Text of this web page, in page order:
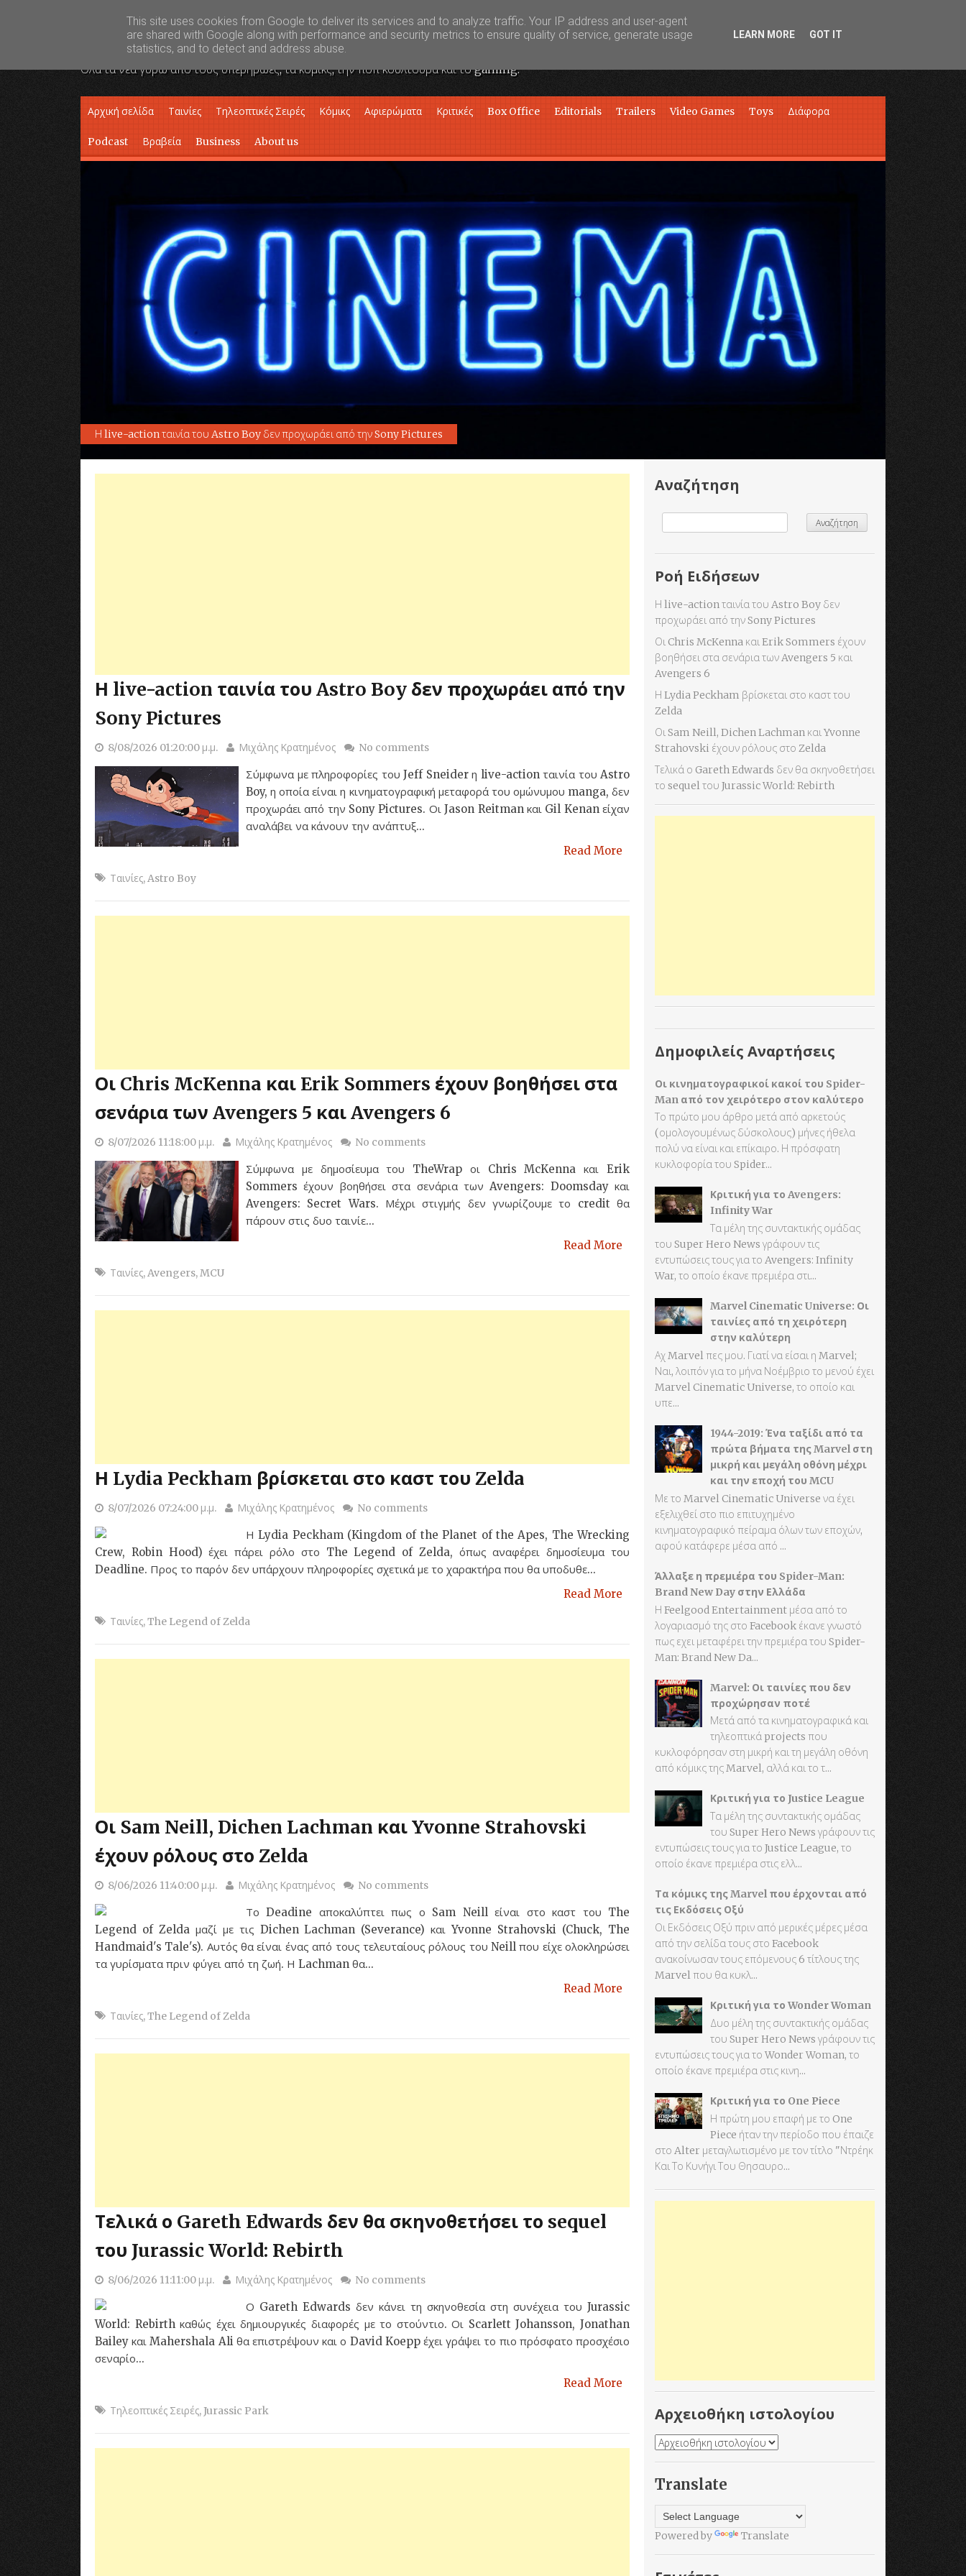
Super Hero News
Όλα τα νέα γύρω από τους υπερήρωες, τα κόμικς, την ποπ κουλτούρα και το gaming.
Skip to content
Αρχική σελίδα Ταινίες Τηλεοπτικές Σειρές Κόμικς Αφιερώματα Κριτικές Box Office Editorials Trailers Video Games Toys Διάφορα
Podcast Βραβεία Business About us
Η live-action ταινία του Astro Boy δεν προχωράει από την Sony Pictures
Η live-action ταινία του Astro Boy δεν προχωράει από την
Sony Pictures
8/08/2026 01:20:00 μ.μ. Μιχάλης Κρατημένος No comments
Σύμφωνα με πληροφορίες του Jeff Sneider η live-action ταινία του Astro
Boy, η οποία είναι η κινηματογραφική μεταφορά του ομώνυμου manga, δεν
προχωράει από την Sony Pictures. Οι Jason Reitman και Gil Kenan είχαν
αναλάβει να κάνουν την ανάπτυξ...
Read More
Ταινίες, Astro Boy
Οι Chris McKenna και Erik Sommers έχουν βοηθήσει στα
σενάρια των Avengers 5 και Avengers 6
8/07/2026 11:18:00 μ.μ. Μιχάλης Κρατημένος No comments
Σύμφωνα με δημοσίευμα του TheWrap οι Chris McKenna και Erik
Sommers έχουν βοηθήσει στα σενάρια των Avengers: Doomsday και
Avengers: Secret Wars. Μέχρι στιγμής δεν γνωρίζουμε το credit θα
πάρουν στις δυο ταινίε...
Read More
Ταινίες, Avengers, MCU
Η Lydia Peckham βρίσκεται στο καστ του Zelda
8/07/2026 07:24:00 μ.μ. Μιχάλης Κρατημένος No comments
Η Lydia Peckham (Kingdom of the Planet of the Apes, The Wrecking
Crew, Robin Hood) έχει πάρει ρόλο στο The Legend of Zelda, όπως αναφέρει δημοσίευμα του
Deadline. Προς το παρόν δεν υπάρχουν πληροφορίες σχετικά με το χαρακτήρα που θα υποδυθε...
Read More
Ταινίες,The Legend of Zelda
Οι Sam Neill, Dichen Lachman και Yvonne Strahovski
έχουν ρόλους στο Zelda
8/06/2026 11:40:00 μ.μ. Μιχάλης Κρατημένος No comments
Το Deadine αποκαλύπτει πως ο Sam Neill είναι στο καστ του The
Legend of Zelda μαζί με τις Dichen Lachman (Severance) και Yvonne Strahovski (Chuck, The
Handmaid's Tale's). Αυτός θα είναι ένας από τους τελευταίους ρόλους του Neill που είχε ολοκληρώσει
τα γυρίσματα πριν φύγει από τη ζωή. Η Lachman θα...
Read More
Ταινίες,The Legend of Zelda
Τελικά ο Gareth Edwards δεν θα σκηνοθετήσει το sequel
του Jurassic World: Rebirth
8/06/2026 11:11:00 μ.μ. Μιχάλης Κρατημένος No comments
Ο Gareth Edwards δεν κάνει τη σκηνοθεσία στη συνέχεια του Jurassic
World: Rebirth καθώς έχει δημιουργικές διαφορές με το στούντιο. Οι Scarlett Johansson, Jonathan
Bailey και Mahershala Ali θα επιστρέψουν και ο David Koepp έχει γράψει το πιο πρόσφατο προσχέσιο
σεναρίο...
Read More
Τηλεοπτικές Σειρές,Jurassic Park
Αναζήτηση
Ροή Ειδήσεων
Η live-action ταινία του Astro Boy δεν
προχωράει από την Sony Pictures
Οι Chris McKenna και Erik Sommers έχουν
βοηθήσει στα σενάρια των Avengers 5 και
Avengers 6
Η Lydia Peckham βρίσκεται στο καστ του
Zelda
Οι Sam Neill, Dichen Lachman και Yvonne
Strahovski έχουν ρόλους στο Zelda
Τελικά ο Gareth Edwards δεν θα σκηνοθετήσει
το sequel του Jurassic World: Rebirth
Δημοφιλείς Αναρτήσεις
Οι κινηματογραφικοί κακοί του Spider-
Man από τον χειρότερο στον καλύτερο
Το πρώτο μου άρθρο μετά από αρκετούς
(ομολογουμένως δύσκολους) μήνες ήθελα
πολύ να είναι και επίκαιρο. Η πρόσφατη
κυκλοφορία του Spider...
Κριτική για το Avengers:
Infinity War
Τα μέλη της συντακτικής ομάδας
του Super Hero News γράφουν τις
εντυπώσεις τους για το Avengers: Infinity
War, το οποίο έκανε πρεμιέρα στι...
Marvel Cinematic Universe: Οι
ταινίες από τη χειρότερη
στην καλύτερη
Αχ Marvel πες μου. Γιατί να είσαι η Marvel;
Ναι, λοιπόν για το μήνα Νοέμβριο το μενού έχει
Marvel Cinematic Universe, το οποίο και
υπε...
1944-2019: Ένα ταξίδι από τα
πρώτα βήματα της Marvel στη
μικρή και μεγάλη οθόνη μέχρι
και την εποχή του MCU
Με το Marvel Cinematic Universe να έχει
εξελιχθεί στο πιο επιτυχημένο
κινηματογραφικό πείραμα όλων των εποχών,
αφού κατάφερε μέσα από ...
Άλλαξε η πρεμιέρα του Spider-Man:
Brand New Day στην Ελλάδα
Η Feelgood Entertainment μέσα από το
λογαριασμό της στο Facebook έκανε γνωστό
πως εχει μεταφέρει την πρεμιέρα του Spider-
Man: Brand New Da...
Marvel: Οι ταινίες που δεν
προχώρησαν ποτέ
Μετά από τα κινηματογραφικά και
τηλεοπτικά projects που
κυκλοφόρησαν στη μικρή και τη μεγάλη οθόνη
από κόμικς της Marvel, αλλά και το τ...
Κριτική για το Justice League
Τα μέλη της συντακτικής ομάδας
του Super Hero News γράφουν τις
εντυπώσεις τους για το Justice League, το
οποίο έκανε πρεμιέρα στις ελλ...
Τα κόμικς της Marvel που έρχονται από
τις Εκδόσεις Οξύ
Οι Εκδόσεις Οξύ πριν από μερικές μέρες μέσα
από την σελίδα τους στο Facebook
ανακοίνωσαν τους επόμενους 6 τίτλους της
Marvel που θα κυκλ...
Κριτική για το Wonder Woman
Δυο μέλη της συντακτικής ομάδας
του Super Hero News γράφουν τις
εντυπώσεις τους για το Wonder Woman, το
οποίο έκανε πρεμιέρα στις κινη...
Κριτική για το One Piece
Η πρώτη μου επαφή με το One
Piece ήταν την περίοδο που έπαιζε
στο Alter μεταγλωτισμένο με τον τίτλο "Ντρέηκ
Και Το Κυνήγι Του Θησαυρο...
Αρχειοθήκη ιστολογίου
Translate
Powered by Translate
This site uses cookies from Google to deliver its services and to analyze traffic. Your IP address and user-agent
are shared with Google along with performance and security metrics to ensure quality of service, generate usage
statistics, and to detect and address abuse.
LEARN MORE GOT IT